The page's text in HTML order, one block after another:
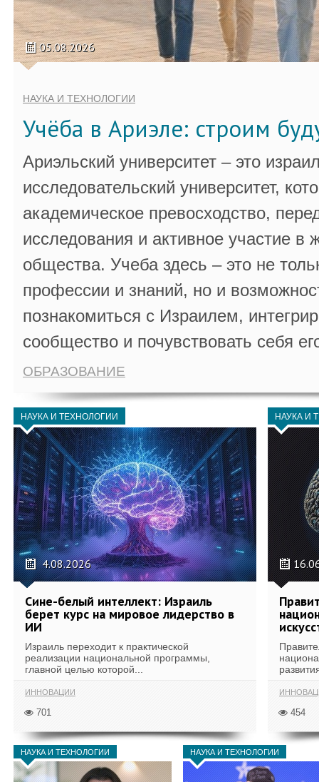
05.08.2026
НАУКА И ТЕХНОЛОГИИ
Учёба в Ариэле: строим
Ариэльский университет – это
исследовательский университет,
академическое превосходство,
исследования и активное участие в
общества. Учеба здесь – это не
профессии и знаний, но и
познакомиться с Израилем,
сообщество и почувствовать себя
ОБРАЗОВАНИЕ
НАУКА И ТЕХНОЛОГИИ
4.08.2026
Сине-белый интеллект: Израиль
берет курс на мировое лидерство в
ИИ
Израиль переходит к практической
реализации национальной программы,
главной целью которой...
ИННОВАЦИИ
701
НАУКА И
454
НАУКА И ТЕХНОЛОГИИ НАУКА И ТЕХНОЛОГИИ